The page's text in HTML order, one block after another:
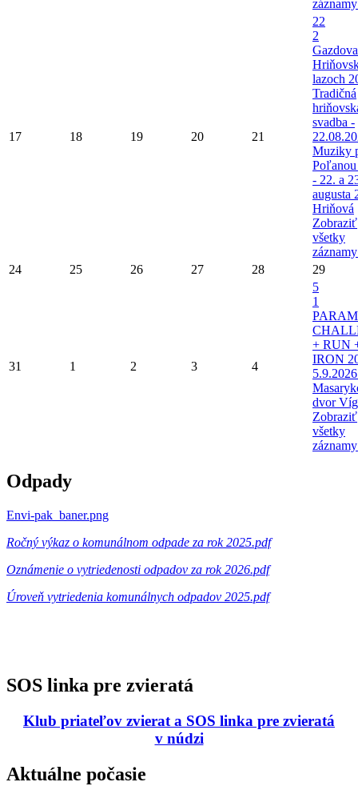
17 18 19 20 21
22
2
lazoch
Tradičná
svadba -
Muziky
- 22. a
augusta
Hriňová
Zobraziť
všetky
24
25 26 27 28 29
31 1 2 3 4
5
1
+ RUN
IRON
dvor
Zobraziť
všetky
Odpady
Envi-pak_baner.png
Ročný výkaz o komunálnom odpade za rok 2025.pdf
Oznámenie o vytriedenosti odpadov za rok 2026.pdf
Úroveň vytriedenia komunálnych odpadov 2025.pdf
SOS linka pre zvieratá
Klub priateľov zvierat a SOS linka pre zvieratá
v núdzi
Aktuálne počasie